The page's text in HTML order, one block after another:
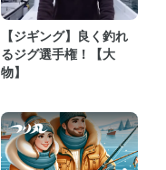
【ジギング】良く釣れ
るジグ選手権！【大
物】